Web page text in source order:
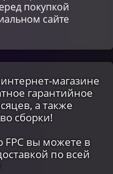
покупкой
сайте
магазине
гарантийное
а также
сборки!
FPC вы можете в
по всей